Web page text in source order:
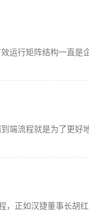
运行矩阵结构一直是
端流程就是为了更好
正如汉捷董事长胡红